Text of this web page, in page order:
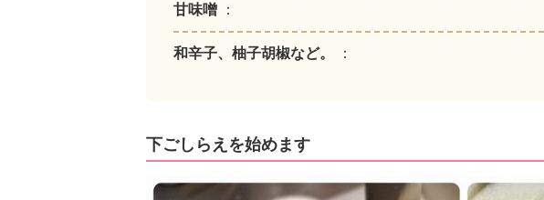
甘味噌 ：
和辛子、柚子胡椒など。 ：
下ごしらえを始めます